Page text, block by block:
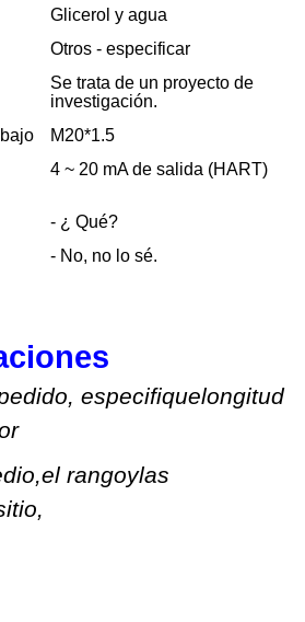
Glicerol y agua
Otros - especificar
Se trata de un proyecto de
investigación.
M20*1.5
4 ~ 20 mA de salida (HART)
- ¿ Qué?
- No, no lo sé.
especifiquelongitud
,el rangoylas
,